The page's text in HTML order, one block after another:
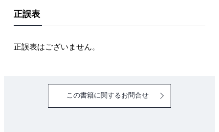
おわりに—統計的問題解決の普及を目指して
索 引
正誤表
正誤表はございません。
この書籍に関するお問合せ